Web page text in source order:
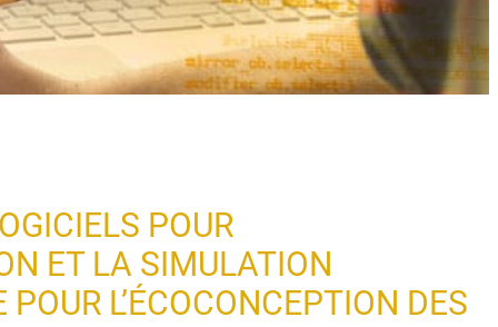
POUR
ET LA SIMULATION
POUR L’ÉCOCONCEPTION DES